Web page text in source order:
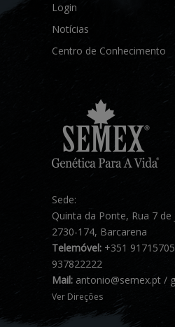
Login
Notícias
Centro de Conhecimento
Sede:
Quinta da Ponte, Rua 7 de
2730-174, Barcarena
Telemóvel: +351
937822222
Mail: antonio@semex.pt /
Ver Direções